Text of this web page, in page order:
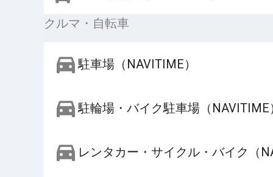
クルマ・自転車
駐車場（NAVITIME）
駐輪場・バイク駐車場（NAVITIME
レンタカー・サイクル・バイク（